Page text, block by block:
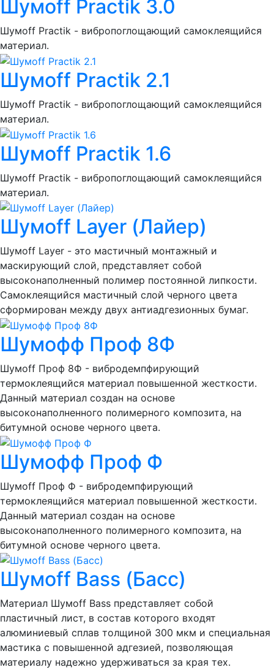
Шумoff Practik 3.0
Шумоff Practik - вибропоглощающий самоклеящийся
материал.
Шумoff Practik 2.1
Шумоff Practik - вибропоглощающий самоклеящийся
материал.
Шумoff Practik 1.6
Шумоff Practik - вибропоглощающий самоклеящийся
материал.
Шумоff Layer (Лайер)
Шумоff Layer - это мастичный монтажный и
маскирующий слой, представляет собой
высоконаполненный полимер постоянной липкости.
Самоклеящийся мастичный слой черного цвета
сформирован между двух антиадгезионных бумаг.
Шумофф Проф 8Ф
Шумоff Проф 8Ф - вибродемпфирующий
термоклеящийся материал повышенной жесткости.
Данный материал создан на основе
высоконаполненного полимерного композита, на
битумной основе черного цвета.
Шумофф Проф Ф
Шумоff Проф Ф - вибродемпфирующий
термоклеящийся материал повышенной жесткости.
Данный материал создан на основе
высоконаполненного полимерного композита, на
битумной основе черного цвета.
Шумоff Bass (Басс)
Материал Шумоff Bass представляет собой
пластичный лист, в состав которого входят
алюминиевый сплав толщиной 300 мкм и специальная
мастика с повышенной адгезией, позволяющая
материалу надежно удерживаться за края тех.